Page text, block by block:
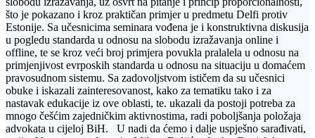
što je pokazano i kroz praktičan primjer u predmetu Delfi protiv
Estonije. Sa učesnicima seminara vođena je i konstruktivna diskusija
u pogledu standarda u odnosu na slobodu izražavanja online i
offline, te se kroz veći broj primjera povukla pralalela u odnosu na
primjenjivost evrposkih standarda u odnosu na situaciju u domaćem
pravosudnom sistemu. Sa zadovoljstvom ističem da su učesnici
obuke i iskazali zainteresovanost, kako za tematiku tako i za
nastavak edukacije iz ove oblasti, te. ukazali da postoji potreba za
mnogo češćim zajedničkim aktivnostima, radi pobolјšanja položaja
advokata u cijeloj BiH. U nadi da ćemo i dalje uspješno sarađivati,